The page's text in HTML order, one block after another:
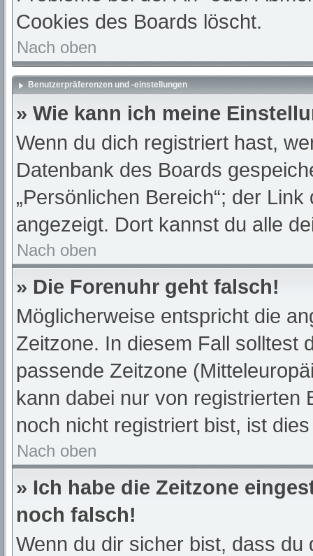
Cookies des Boards löscht.
Nach oben
Benutzerpräferenzen und -einstellungen
» Wie kann ich meine
Wenn du dich registriert hast,
Datenbank des Boards
„Persönlichen Bereich“; der
angezeigt. Dort kannst du alle
Nach oben
» Die Forenuhr geht falsch!
Möglicherweise entspricht die
Zeitzone. In diesem Fall solltest
passende Zeitzone
kann dabei nur von registrierten
noch nicht registriert bist, ist
Nach oben
» Ich habe die Zeitzone
noch falsch!
Wenn du dir sicher bist, dass